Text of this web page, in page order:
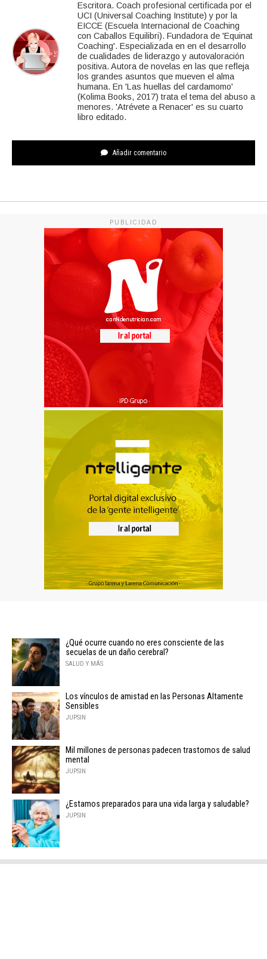
Escritora. Coach profesional certificada por el
UCI (Universal Coaching Institute) y por la
EICCE (Escuela Internacional de Coaching
con Caballos Equilibri). Fundadora de 'Equinat
Coaching'. Especializada en en el desarrollo
de cualidades de liderazgo y autovaloración
positiva. Autora de novelas en las que refleja
los grandes asuntos que mueven el alma
humana. En 'Las huellas del cardamomo'
(Kolima Books, 2017) trata el tema del abuso a
menores. 'Atrévete a Renacer' es su cuarto
libro editado.
Añadir comentario
PUBLICIDAD
¿Qué ocurre cuando no eres consciente de las
secuelas de un daño cerebral?
SALUD Y MÁS
Los vínculos de amistad en las Personas Altamente
Sensibles
JUPSIN
Mil millones de personas padecen trastornos de salud
mental
JUPSIN
¿Estamos preparados para una vida larga y saludable?
JUPSIN